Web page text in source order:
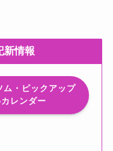
新情報
・ピックアップ
レンダー